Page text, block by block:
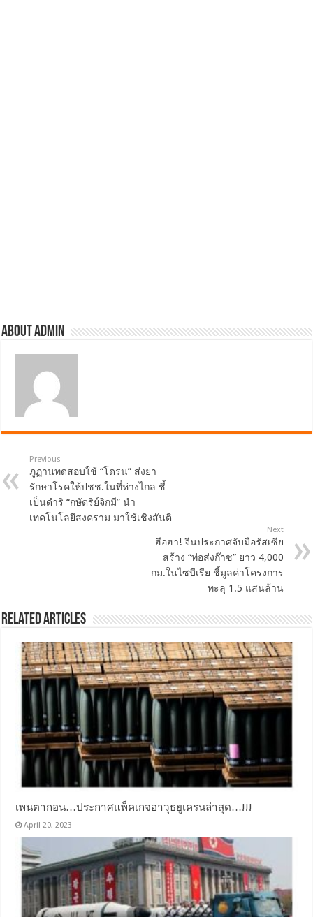
About admin
Previous
ภูฏานทดสอบใช้ “โดรน” ส่งยา
รักษาโรคให้ปชช.ในที่ห่างไกล ชี้
เป็นดำริ “กษัตริย์จิกมี” นำ
เทคโนโลยีสงคราม มาใช้เชิงสันติ
Next
ฮือฮา! จีนประกาศจับมือรัสเซีย
สร้าง “ท่อส่งก๊าซ” ยาว 4,000
กม.ในไซบีเรีย ชี้มูลค่าโครงการ
ทะลุ 1.5 แสนล้าน
Related Articles
เพนตากอน…ประกาศแพ็คเกจอาวุธยูเครนล่าสุด…!!!
April 20, 2023